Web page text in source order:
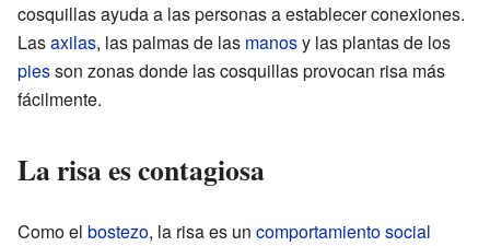
cosquillas ayuda a las personas a establecer conexiones.
Lasaxilas, las palmas de las manosy las plantas de los
piesson zonas donde las cosquillas provocan risa más
fácilmente.
La risa es contagiosa
Como el bostezo, la risa es un comportamientosocial